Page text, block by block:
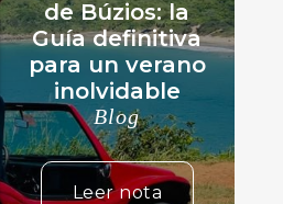
de Búzios: la
Guía definitiva
para un verano
inolvidable
Blog
Leer nota